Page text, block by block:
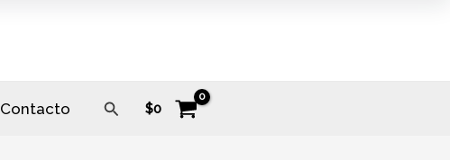
Contacto Buscar
$0